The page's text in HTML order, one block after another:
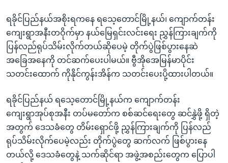
သို့
ကျော်
ရန်
ရခိုင်ပြည်နယ်အစိုးရကနေ ရသေ့တောင်မြို့နယ်၊ ကျောက်တန်း
ကျေးရွာအနီးတဝိုက်မှာ နယ်မြေရှင်းလင်းရေး ညွှန်ကြားချက်ကို
ပြန်လည်ရုပ်သိမ်းလိုက်တယ်ဆိုပေမဲ့ တိုက်ပွဲဖြစ်ပွားနေဆဲ
အခြေအနေကို တင်ဆက်ပေးပါမယ်။ ဗွီအိုအေမြန်မာပိုင်း
သတင်းထောက် ကိုနိုင်ကွန်းအိန်က သတင်းပေးပို့ထားပါတယ်။
ရခိုင်ပြည်နယ် ရသေ့တောင်မြို့နယ်က ကျောက်တန်း
ကျေးရွာအုပ်စုအနီး တပ်မတော်က စစ်ဆင်ရေးတွေ ဆင်နွှဲဖို့ ရှိတဲ့
အတွက် ဒေသခံတွေ တိမ်းရှောင်ဖို့ ညွှန်ကြားချက်ကို ပြန်လည်
ရုပ်သိမ်းလိုက်ပေမဲ့လည်း တိုက်ပွဲတွေ ဆက်လက် ဖြစ်ပွားနေ
တယ်လို့ ဒေသခံတွေနဲ့ သက်ဆိုင်ရာ အဖွဲ့အစည်းတွေက ပြောပါ